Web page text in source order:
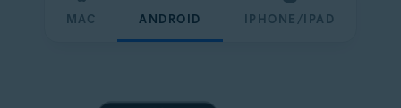
MAC ANDROID IPHONE/IPAD